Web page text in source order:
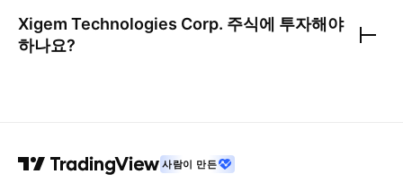
Xigem Technologies Corp. 주식에 투자해야
하나요?
사람이 만든